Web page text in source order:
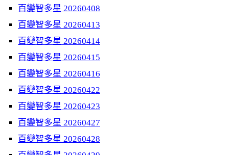
百變智多星 20260408
百變智多星 20260413
百變智多星 20260414
百變智多星 20260415
百變智多星 20260416
百變智多星 20260422
百變智多星 20260423
百變智多星 20260427
百變智多星 20260428